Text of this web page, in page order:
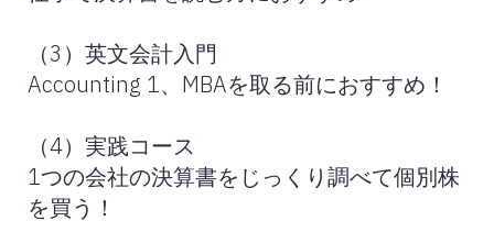
（3）英文会計入門
Accounting 1、MBAを取る前におすすめ！
（4）実践コース
1つの会社の決算書をじっくり調べて個別株
を買う！